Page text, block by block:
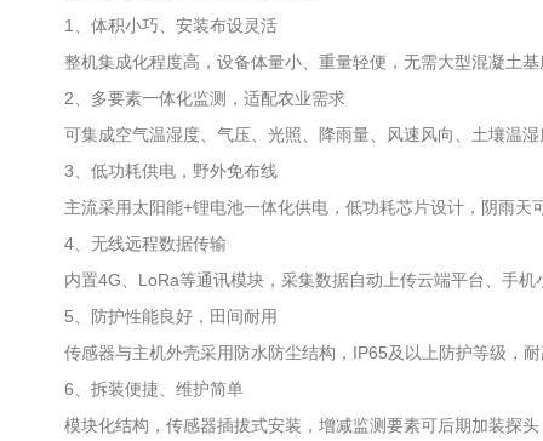
1、体积小巧、安装布设灵活
整机集成化程度高，设备体量小、重量轻便，无需大型混凝土基
2、多要素一体化监测，适配农业需求
可集成空气温湿度、气压、光照、降雨量、风速风向、土壤温湿
3、低功耗供电，野外免布线
主流采用太阳能+锂电池一体化供电，低功耗芯片设计，阴雨天
4、无线远程数据传输
内置4G、LoRa等通讯模块，采集数据自动上传云端平台、手机
5、防护性能良好，田间耐用
传感器与主机外壳采用防水防尘结构，IP65及以上防护等级，耐
6、拆装便捷、维护简单
模块化结构，传感器插拔式安装，增减监测要素可后期加装探头